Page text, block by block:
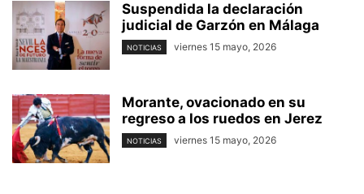
Suspendida la declaración
judicial de Garzón en Málaga
NOTICIAS viernes 15 mayo, 2026
Morante, ovacionado en su
regreso a los ruedos en Jerez
NOTICIAS viernes 15 mayo, 2026